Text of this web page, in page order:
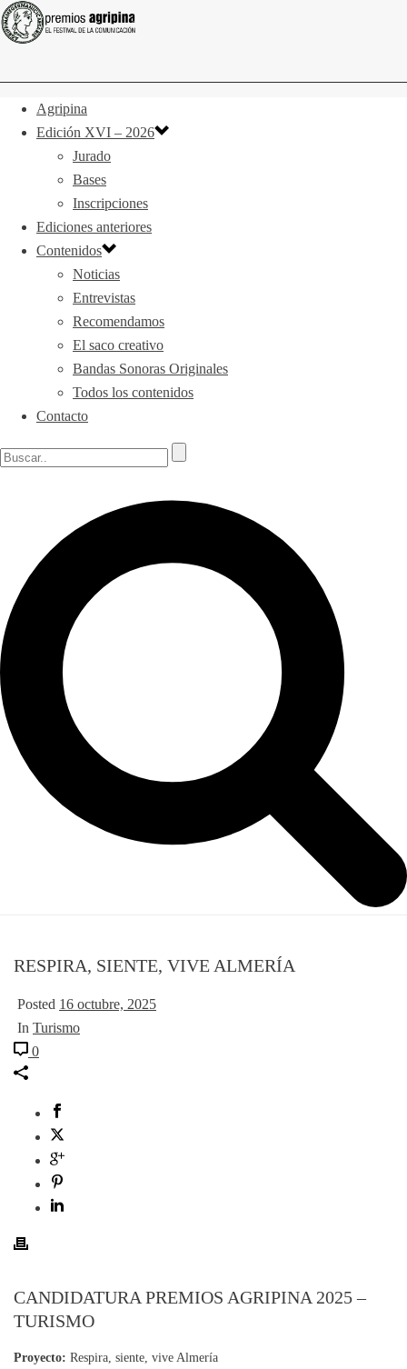
Agripina
Edición XVI – 2026
Jurado
Bases
Inscripciones
Ediciones anteriores
Contenidos
Noticias
Entrevistas
Recomendamos
El saco creativo
Bandas Sonoras Originales
Todos los contenidos
Contacto
RESPIRA, SIENTE, VIVE ALMERÍA
Posted 16 octubre, 2025
In Turismo
0
CANDIDATURA PREMIOS AGRIPINA 2025 –
TURISMO
Proyecto: Respira, siente, vive Almería